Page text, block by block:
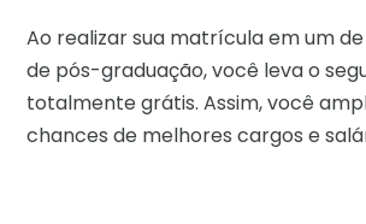
Ao realizar sua matrícula em um
de pós-graduação, você leva o
totalmente grátis. Assim, você
chances de melhores cargos e